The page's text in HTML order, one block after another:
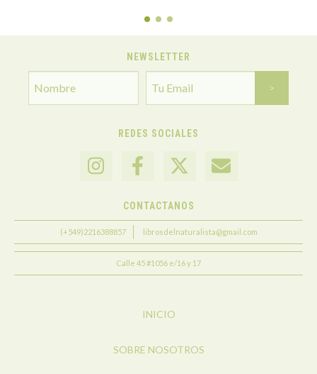
NEWSLETTER
REDES SOCIALES
CONTACTANOS
(+549)2216388857 librosdelnaturalista@gmail.com
Calle 45 #1056 e/16 y 17
INICIO
SOBRE NOSOTROS